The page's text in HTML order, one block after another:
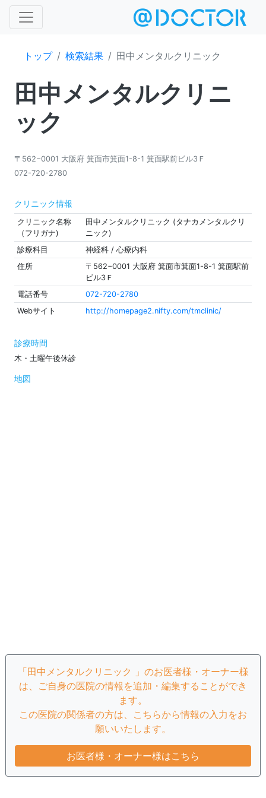
トップ 検索結果 田中メンタルクリニック
田中メンタルクリニ
ック
〒562−0001 大阪府 箕面市箕面1-8-1 箕面駅前ビル3Ｆ
072-720-2780
クリニック情報
クリニック名称
（フリガナ)
田中メンタルクリニック (タナカメンタルクリ
ニック)
診療科目
神経科 / 心療内科
住所
〒562−0001 大阪府 箕面市箕面1-8-1 箕面駅前
ビル3Ｆ
電話番号
072-720-2780
Webサイト
http://homepage2.nifty.com/tmclinic/
診療時間
木・土曜午後休診
地図
「田中メンタルクリニック 」のお医者様・オーナー様
は、ご自身の医院の情報を追加・編集することができ
ます。
この医院の関係者の方は、こちらから情報の入力をお
願いいたします。
お医者様・オーナー様はこちら